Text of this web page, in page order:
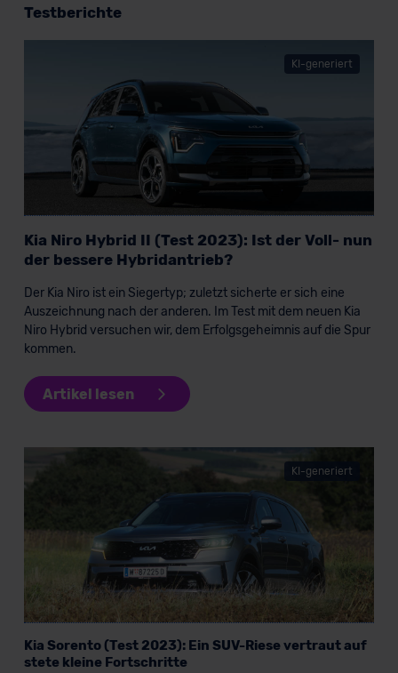
Testberichte
KI-generiert
Kia Niro Hybrid II (Test 2023): Ist der Voll- nun
der bessere Hybridantrieb?
Der Kia Niro ist ein Siegertyp; zuletzt sicherte er sich eine
Auszeichnung nach der anderen. Im Test mit dem neuen Kia
Niro Hybrid versuchen wir, dem Erfolgsgeheimnis auf die Spur
kommen.
Artikel lesen
KI-generiert
Kia Sorento (Test 2023): Ein SUV-Riese vertraut auf
stete kleine Fortschritte